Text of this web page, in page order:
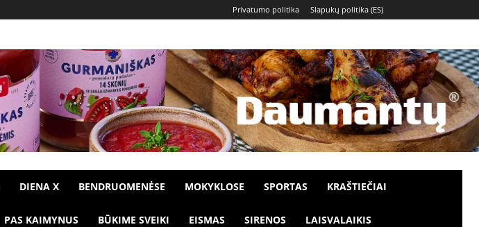
Privatumo politika Slapukų politika (ES)
DIENA X BENDRUOMENĖSE MOKYKLOSE SPORTAS KRAŠTIEČIAI
PAS KAIMYNUS BŪKIME SVEIKI EISMAS SIRENOS LAISVALAIKIS